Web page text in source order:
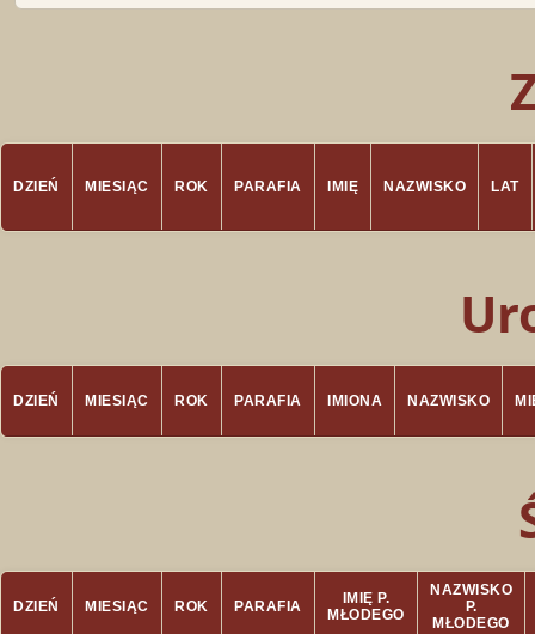
DZIEŃ MIESIĄC ROK PARAFIA IMIĘ NAZWISKO LAT
DZIEŃ MIESIĄC ROK PARAFIA IMIONA NAZWISKO
DZIEŃ MIESIĄC ROK PARAFIA
IMIĘ P.
MŁODEGO
NAZWISKO
P.
MŁODEGO